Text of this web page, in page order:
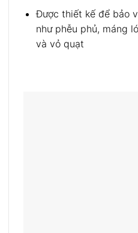
Được thiết kế để bảo
như phễu phủ, máng
và vỏ quạt